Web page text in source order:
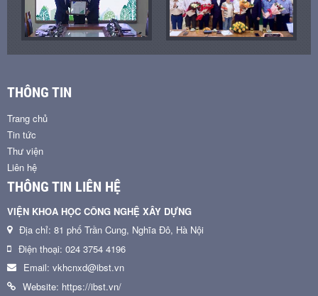
THÔNG TIN
Trang chủ
Tin tức
Thư viện
Liên hệ
THÔNG TIN LIÊN HỆ
VIỆN KHOA HỌC CÔNG NGHỆ XÂY DỰNG
Địa chỉ: 81 phố Trần Cung, Nghĩa Đô, Hà Nội
Điện thoại: 024 3754 4196
Email: vkhcnxd@ibst.vn
Website: https://ibst.vn/